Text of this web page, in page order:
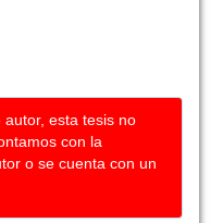
esta tesis no
con la
o se cuenta con un